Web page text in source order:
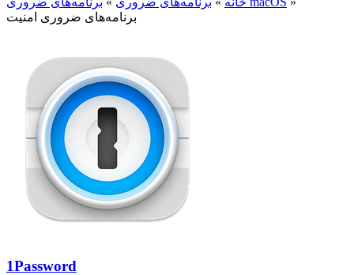
برنامه‌های ضروری امنیت
1Password